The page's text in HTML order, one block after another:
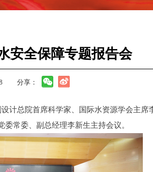
安全保障专题报告会
分享：
计总院首席科学家、国际水资源学会主席
常委、副总经理李新生主持会议。